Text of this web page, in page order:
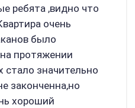
ребята ,видно что
очень
было
протяжении
стало значительно
законченна,но
хороший